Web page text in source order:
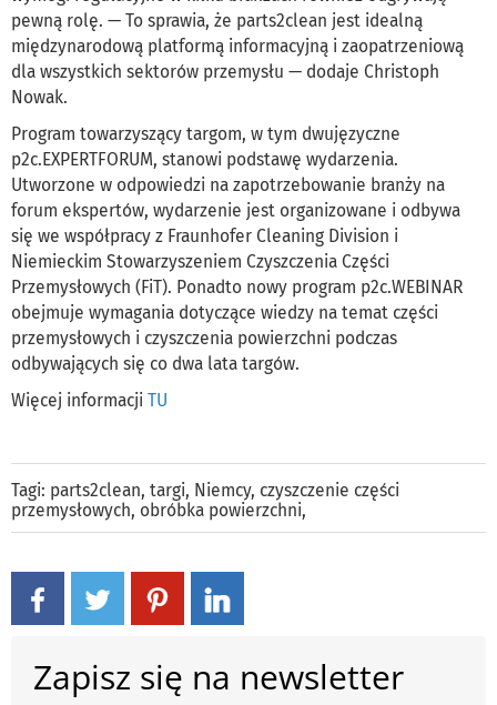
pewną rolę. — To sprawia, że parts2clean jest idealną
międzynarodową platformą informacyjną i zaopatrzeniową
dla wszystkich sektorów przemysłu — dodaje Christoph
Nowak.
Program towarzyszący targom, w tym dwujęzyczne
p2c.EXPERTFORUM, stanowi podstawę wydarzenia.
Utworzone w odpowiedzi na zapotrzebowanie branży na
forum ekspertów, wydarzenie jest organizowane i odbywa
się we współpracy z Fraunhofer Cleaning Division i
Niemieckim Stowarzyszeniem Czyszczenia Części
Przemysłowych (FiT). Ponadto nowy program p2c.WEBINAR
obejmuje wymagania dotyczące wiedzy na temat części
przemysłowych i czyszczenia powierzchni podczas
odbywających się co dwa lata targów.
Więcej informacji TU
Tagi: parts2clean, targi, Niemcy, czyszczenie części
przemysłowych, obróbka powierzchni,
Zapisz się na newsletter